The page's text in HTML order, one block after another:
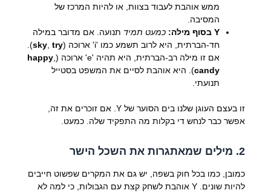
ממש אוהבת לעבוד בצוות, או להיות המרכז של
המסיבה.
Y בסוף מילה:
כמעט תמיד תנועה. אם מדובר במילה
חד-הברתית, היא לרוב תשמע כמו 'i' ארוכה (
sky ,try
).
אם זו מילה רב-הברתית, היא תהיה 'e' ארוכה (
happy ,
candy). היא אוהבת לסיים את המשפט בסטייל
תנועתי.
זו בעצם העוגן שלנו בים הסוער של Y. אם זוכרים את זה,
אפשר כבר לנחש די בקלות מה התפקיד שלה. כמעט.
2. מילים שמאתגרות את השכל הישר
כמובן, כמו בכל חוק בשפה, יש גם את המקרים שפשוט חייבים
להיות שונים. Y אוהבת לשחק קצת עם הגבולות, כי למה לא